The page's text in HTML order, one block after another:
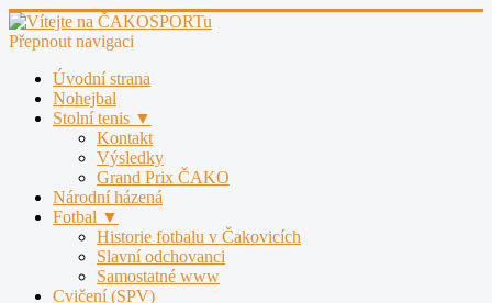
Přepnout navigaci
Úvodní strana
Nohejbal
Stolní tenis ▼
Kontakt
Výsledky
Grand Prix ČAKO
Národní házená
Fotbal ▼
Historie fotbalu v Čakovicích
Slavní odchovanci
Samostatné www
Cvičení (SPV)